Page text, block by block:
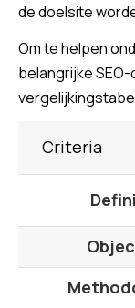
de doelsite
Om te helpen
belangrijke
Criteria